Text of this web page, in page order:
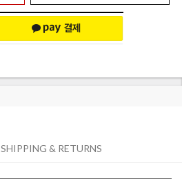
SHIPPING & RETURNS